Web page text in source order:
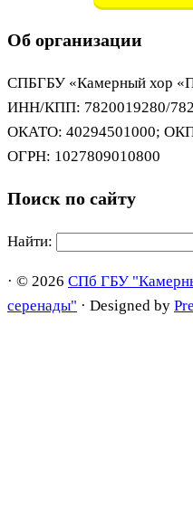
Об организации
СПБГБУ «Камерный хор
ИНН/КПП: 7820019280/
ОКАТО: 40294501000;
ОГРН: 1027809010800
Поиск по сайту
Найти:
· © 2026 СПб ГБУ
серенады" · Designed by